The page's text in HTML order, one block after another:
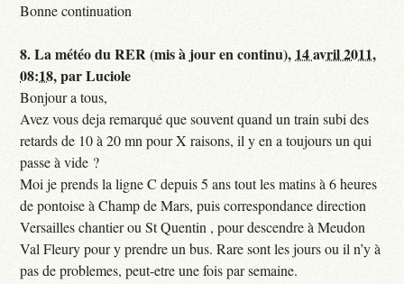
Bonne continuation
8.La météo du RER (mis à jour en continu), 14 avril 2011,
08:18,parLuciole
Bonjour a tous,
Avez vous deja remarqué que souvent quand un train subi des
retards de 10 à 20 mn pour X raisons, il y en a toujours un qui
passe à vide ?
Moi je prends la ligne C depuis 5 ans tout les matins à 6 heures
de pontoise à Champ de Mars, puis correspondance direction
Versailles chantier ou St Quentin , pour descendre à Meudon
Val Fleury pour y prendre un bus. Rare sont les jours ou il n’y à
pas de problemes, peut-etre une fois par semaine.